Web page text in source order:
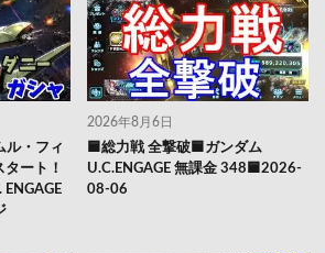
ル・フィ
ート！
2026年8月6日
🟦総力戦 全撃破🟦ガンダム
U.C.ENGAGE 無課金 348🟦2026-
08-06